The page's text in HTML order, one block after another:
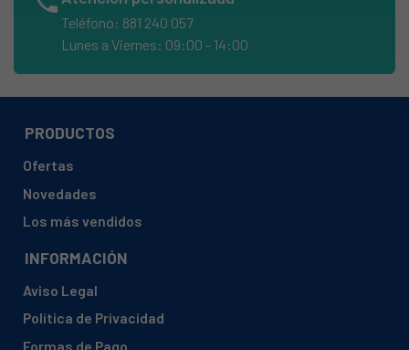
BAUKNECHT, KVA 160 OPTIMAIO (855082201020)
BAUKNECHT, KVI 1884 A (855086101000)
BAUKNECHT, KVI 1884 A+ 855086101000
HOTPOINT, RSAAV 22 P 1 AQ864480000
HOTPOINT, RSAAV22P (869990808910)
HOTPOINT, RSAAV22P.1 (AQ864480000)
Teléfono: 881 240 057
Lunes a Viernes: 09:00 - 14:00
PRODUCTOS
Ofertas
Novedades
Los más vendidos
INFORMACIÓN
Aviso Legal
Política de Privacidad
Formas de Pago